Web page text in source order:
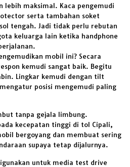
lebih maksimal. Kaca pengemudi
serta tambahan soket
tengah. Jadi tidak perlu rebutan
keluarga lain ketika handphone
mobil ini? Secara
kemudi sangat baik. Begitu
Lingkar kemudi dengan tilt
posisi mengemudi paling
tanpa gejala limbung.
kecepatan tinggi di tol Cipali,
bergoyang dan membuat sering
supaya tetap dijalurnya.
untuk media test drive